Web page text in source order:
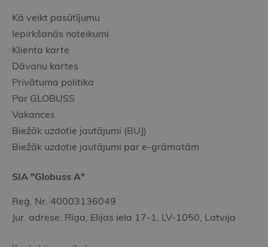
Kā veikt pasūtījumu
Iepirkšanās noteikumi
Klienta karte
Dāvanu kartes
Privātuma politika
Par GLOBUSS
Vakances
Biežāk uzdotie jautājumi (BUJ)
Biežāk uzdotie jautājumi par e-grāmatām
SIA "Globuss A"
Reģ. Nr. 40003136049
Jur. adrese: Rīga, Elijas iela 17-1, LV-1050, Latvija